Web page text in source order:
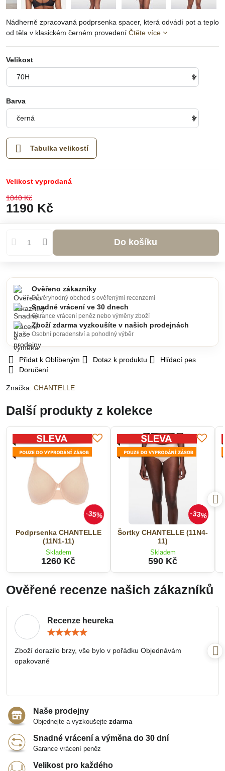
Nádherně zpracovaná podprsenka spacer, která odvádí pot a teplo
od těla v klasickém černém provedení Čtěte více
Velikost
Barva
Tabulka velikostí
Velikost vyprodaná
1840 Kč
1190 Kč
Do košíku
Přidat k Oblíbeným Dotaz k produktu
Hlídací pes
Doručení
Značka: CHANTELLE
Ověřeno zákazníky
Důvěryhodný obchod s ověřenými recenzemi
Snadné vrácení ve 30 dnech
Garance vrácení peněz nebo výměny zboží
Zboží zdarma vyzkoušíte v našich prodejnách
Osobní poradenství a pohodlný výběr
Další produkty z kolekce
35%
Podprsenka CHANTELLE
(11N1-11)
Skladem
1260 Kč
33%
Šortky CHANTELLE (11N4-
11)
Skladem
590 Kč
Ověřené recenze našich zákazníků
Recenze heureka
5
Zboží dorazilo brzy, vše bylo v pořádku Objednávám
opakovaně
Naše prodejny
Objednejte a vyzkoušejte zdarma
Snadné vrácení a výměna do 30 dní
Garance vrácení peněz
Velikost pro každého